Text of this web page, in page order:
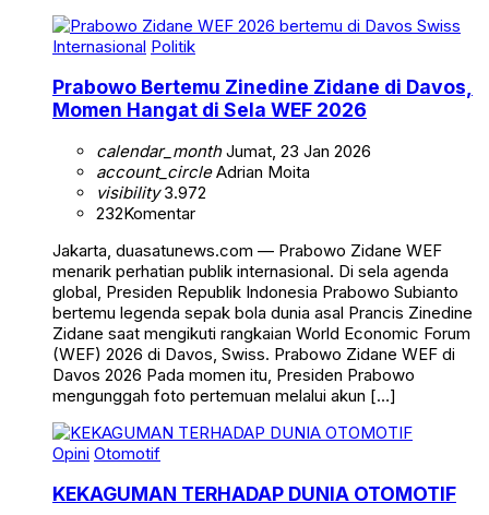
Internasional Politik
Prabowo Bertemu Zinedine Zidane di Davos,
Momen Hangat di Sela WEF 2026
calendar_monthJumat, 23 Jan 2026
account_circleAdrian Moita
visibility3.972
232Komentar
Jakarta, duasatunews.com — Prabowo Zidane WEF
menarik perhatian publik internasional. Di sela agenda
global, Presiden Republik Indonesia Prabowo Subianto
bertemu legenda sepak bola dunia asal Prancis Zinedine
Zidane saat mengikuti rangkaian World Economic Forum
(WEF) 2026 di Davos, Swiss. Prabowo Zidane WEF di
Davos 2026 Pada momen itu, Presiden Prabowo
mengunggah foto pertemuan melalui akun […]
Opini Otomotif
KEKAGUMAN TERHADAP DUNIA OTOMOTIF